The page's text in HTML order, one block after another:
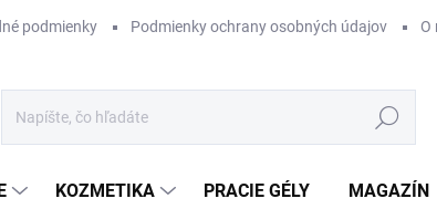
podmienky Podmienky ochrany osobných údajov O
Hľadať
KOZMETIKA PRACIE GÉLY MAGAZÍN